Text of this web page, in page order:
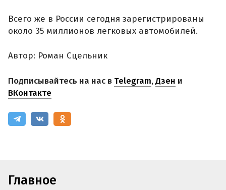
Всего же в России сегодня зарегистрированы
около 35 миллионов легковых автомобилей.
Автор: Роман Сцельник
Подписывайтесь на нас в Telegram,Дзен и
ВКонтакте
Главное